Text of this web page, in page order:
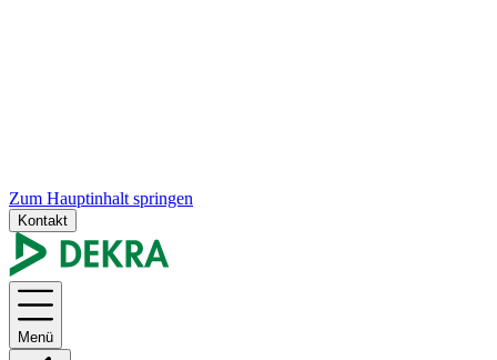
Zum Hauptinhalt springen
Kontakt
Menü